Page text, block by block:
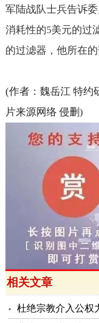
军陆战队士兵告诉
消耗性的5美元的过
的过滤器，他所在
(作者：魏岳江 特约
片来源网络 侵删)
相关文章